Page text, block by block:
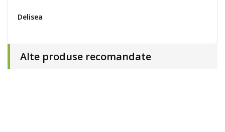
Delisea
Alte produse recomandate